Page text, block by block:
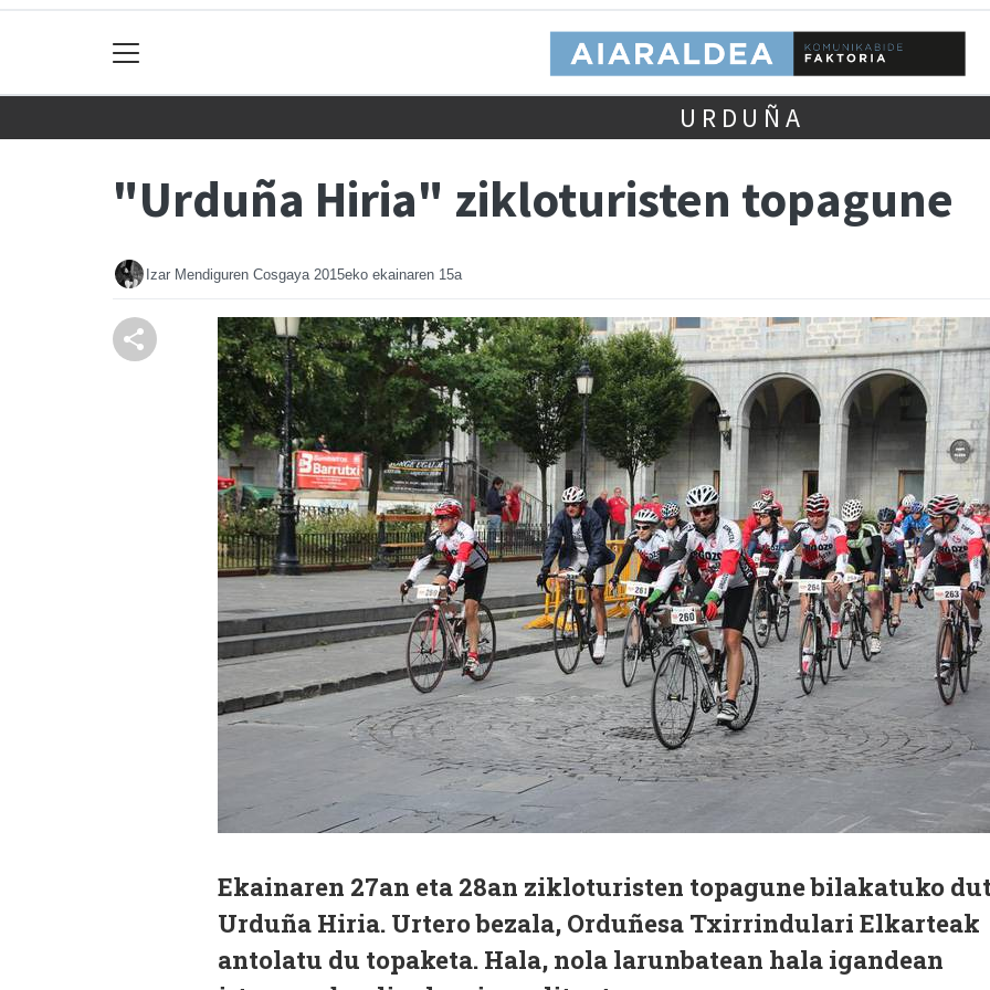
URDUÑA
"Urduña Hiria" zikloturisten topagune
Izar Mendiguren Cosgaya 2015eko ekainaren 15a
Ekainaren 27an eta 28an zikloturisten topagune bilakatuko
Urduña Hiria. Urtero bezala, Orduñesa Txirrindulari Elkarteak
antolatu du topaketa. Hala, nola larunbatean hala igandean